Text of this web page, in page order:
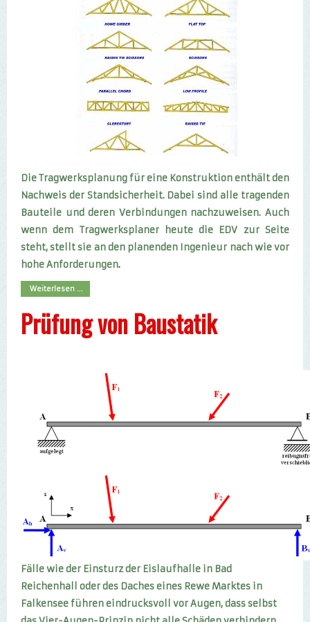
Die Tragwerksplanung für eine Konstruktion enthält den
Nachweis der Standsicherheit. Dabei sind alle tragenden
Bauteile und deren Verbindungen nachzuweisen. Auch
wenn dem Tragwerksplaner heute die EDV zur Seite
steht, stellt sie an den planenden Ingenieur nach wie vor
hohe Anforderungen.
Weiterlesen ...
Prüfung von Baustatik
Fälle wie der Einsturz der Eislaufhalle in Bad
Reichenhall oder des Daches eines Rewe Marktes in
Falkensee führen eindrucksvoll vor Augen, dass selbst